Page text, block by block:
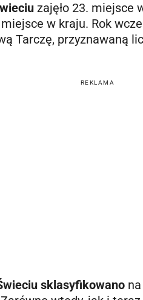
zajęło 23. miejsce
w kraju. Rok
Tarczę, przyznawaną
REKLAMA
sklasyfikowano